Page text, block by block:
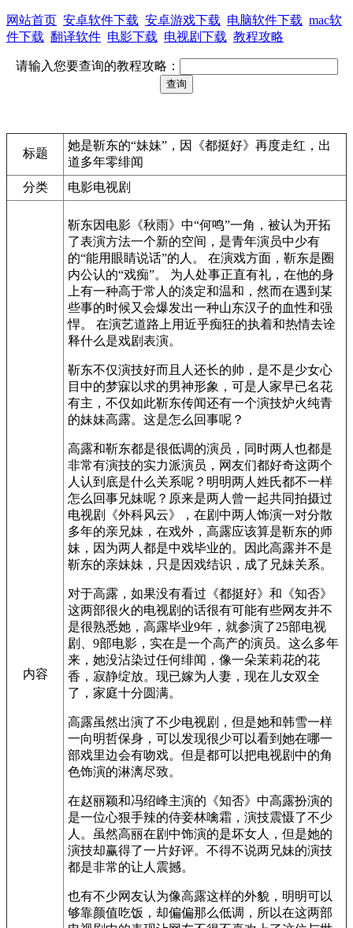
网站首页 安卓软件下载 安卓游戏下载 电脑软件下载 mac软
件下载 翻译软件 电影下载 电视剧下载 教程攻略
请输入您要查询的教程攻略：
标题
她是靳东的“妹妹”，因《都挺好》再度走红，出
道多年零绯闻
分类
电影电视剧
内容
靳东因电影《秋雨》中“何鸣”一角，被认为开拓
了表演方法一个新的空间，是青年演员中少有
的“能用眼睛说话”的人。 在演戏方面，靳东是圈
内公认的“戏痴”。 为人处事正直有礼，在他的身
上有一种高于常人的淡定和温和，然而在遇到某
些事的时候又会爆发出一种山东汉子的血性和强
悍。 在演艺道路上用近乎痴狂的执着和热情去诠
释什么是戏剧表演。
靳东不仅演技好而且人还长的帅，是不是少女心
目中的梦寐以求的男神形象，可是人家早已名花
有主，不仅如此靳东传闻还有一个演技炉火纯青
的妹妹高露。这是怎么回事呢？
高露和靳东都是很低调的演员，同时两人也都是
非常有演技的实力派演员，网友们都好奇这两个
人认到底是什么关系呢？明明两人姓氏都不一样
怎么回事兄妹呢？原来是两人曾一起共同拍摄过
电视剧《外科风云》，在剧中两人饰演一对分散
多年的亲兄妹，在戏外，高露应该算是靳东的师
妹，因为两人都是中戏毕业的。因此高露并不是
靳东的亲妹妹，只是因戏结识，成了兄妹关系。
对于高露，如果没有看过《都挺好》和《知否》
这两部很火的电视剧的话很有可能有些网友并不
是很熟悉她，高露毕业9年，就参演了25部电视
剧、9部电影，实在是一个高产的演员。这么多年
来，她没沾染过任何绯闻，像一朵茉莉花的花
香，寂静绽放。现已嫁为人妻，现在儿女双全
了，家庭十分圆满。
高露虽然出演了不少电视剧，但是她和韩雪一样
一向明哲保身，可以发现很少可以看到她在哪一
部戏里边会有吻戏。但是都可以把电视剧中的角
色饰演的淋漓尽致。
在赵丽颖和冯绍峰主演的《知否》中高露扮演的
是一位心狠手辣的侍妾林噙霜，演技震慑了不少
人。虽然高丽在剧中饰演的是坏女人，但是她的
演技却赢得了一片好评。不得不说两兄妹的演技
都是非常的让人震撼。
也有不少网友认为像高露这样的外貌，明明可以
够靠颜值吃饭，却偏偏那么低调，所以在这两部